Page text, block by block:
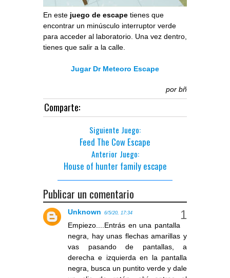
En este juego de escape tienes que
encontrar un minúsculo interruptor verde
para acceder al laboratorio. Una vez dentro,
tienes que salir a la calle.
Jugar Dr Meteoro Escape
por bñ
Comparte:
Siguiente Juego:
Feed The Cow Escape
Anterior Juego:
House of hunter family escape
Publicar un comentario
Unknown 6/5/20, 17:34
Empiezo....Entrás en una pantalla
negra, hay unas flechas amarillas y
vas pasando de pantallas, a
derecha e izquierda en la pantalla
negra, busca un puntito verde y dale